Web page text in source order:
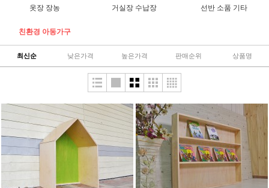
옷장 장농 거실장 수납장 선반 소품 기타
친환경 아동가구
최신순 낮은가격 높은가격 판매순위 상품명